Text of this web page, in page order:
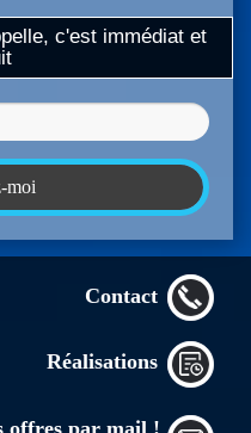
c'est immédiat et
Contact
Réalisations
offres par mail !